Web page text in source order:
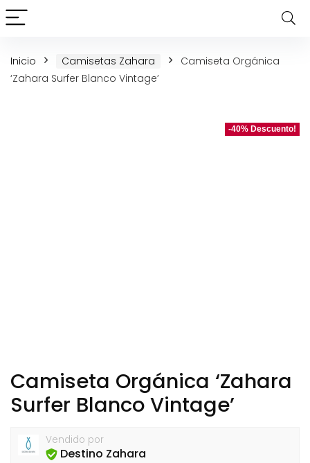
Inicio Camisetas Zahara
Camiseta Orgánica
‘Zahara Surfer Blanco Vintage’
-40% Descuento!
Camiseta Orgánica ‘Zahara
Surfer Blanco Vintage’
Vendido por
Destino Zahara